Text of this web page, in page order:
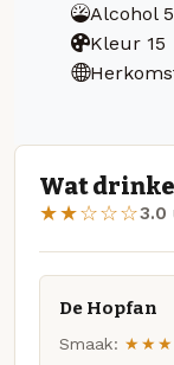
Alcohol 5
Kleur 15
Wat
★★☆☆☆3.0
De Hopfan
Smaak: